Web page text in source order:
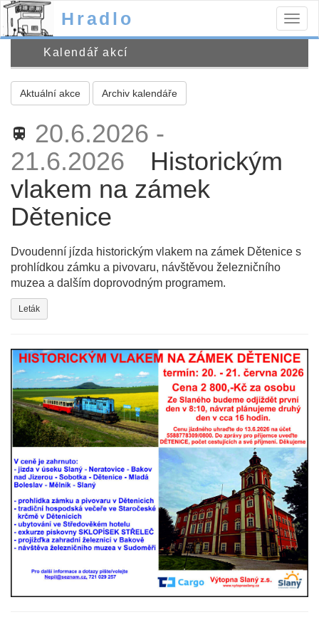
Hradlo
Kalendář akcí
Aktuální akce Archiv kalendáře
train
20.6.2026 -
21.6.2026
Historickým
vlakem na zámek
Dětenice
Dvoudenní jízda historickým vlakem na zámek Dětenice s
prohlídkou zámku a pivovaru, návštěvou železničního
muzea a dalším doprovodným programem.
Leták